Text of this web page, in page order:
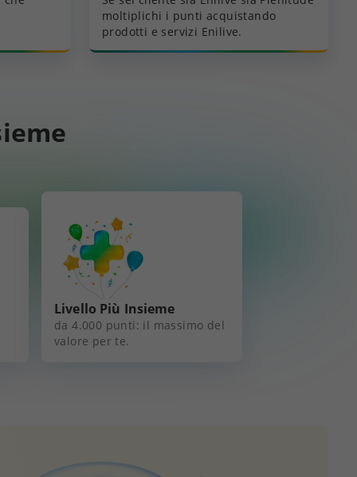
moltiplichi i punti acquistando
prodotti e servizi Enilive.
Livello Più Insieme
da 4.000 punti: il massimo del
valore per te.